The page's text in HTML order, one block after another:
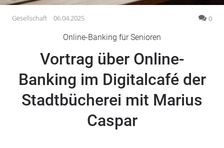
Vogelsberg
Romrod
Homberg
Ohm
Schotten
Gesellschaft 06.04.2025 0
Online-Banking für Senioren
Vortrag über Online-
Banking im Digitalcafé der
Stadtbücherei mit Marius
Caspar